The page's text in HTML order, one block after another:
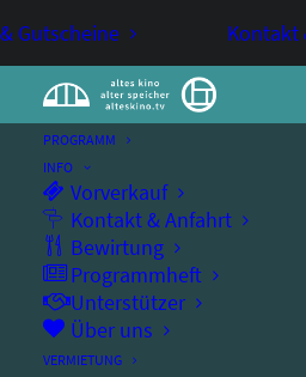
Gutscheine Kontakt
PROGRAMM
INFO
Vorverkauf
Kontakt & Anfahrt
Bewirtung
Programmheft
Unterstützer
Über uns
VERMIETUNG
TV-Aufzeichnung –
Comedy Format –
Michael
AUSVERKAUFT